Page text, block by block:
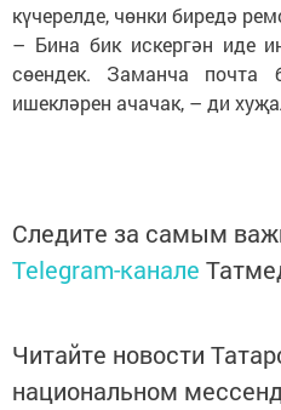
күчерелде, чөнки биредә
– Бина бик искергән иде
сөендек. Заманча почта
ишекләрен ачачак, – ди
Следите за самым
Telegram-канале
Читайте новости
национальном